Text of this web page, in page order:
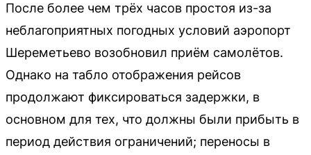
После более чем трёх часов простоя из-за
неблагоприятных погодных условий аэропорт
Шереметьево возобновил приём самолётов.
Однако на табло отображения рейсов
продолжают фиксироваться задержки, в
основном для тех, что должны были прибыть в
период действия ограничений; переносы в